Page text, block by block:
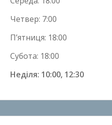
Четвер: 7:00
П’ятниця: 18:00
Субота: 18:00
Неділя: 10:00, 12:30